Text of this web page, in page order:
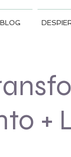
BLOG
+